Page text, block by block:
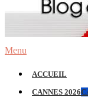
Menu
ACCUEIL
CANNES 2026